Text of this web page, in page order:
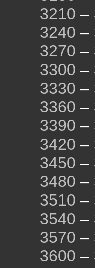
3210 –
3240 –
3270 –
3300 –
3330 –
3360 –
3390 –
3420 –
3450 –
3480 –
3510 –
3540 –
3570 –
3600 –